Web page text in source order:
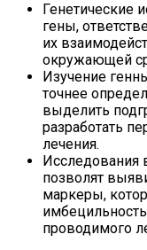
Генетические
гены,
их
окружающей
Изучение
точнее
выделить
разработать
лечения.
Исследования
позволят
маркеры,
проводимого